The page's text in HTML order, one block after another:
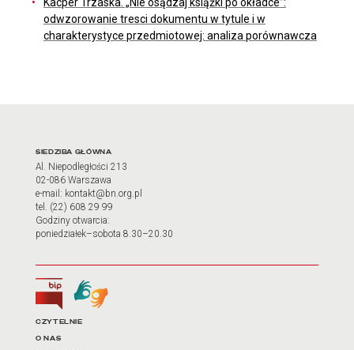
odwzorowanie tresci dokumentu w tytule i w
charakterystyce przedmiotowej: analiza porównawcza
Adres oraz godziny
SIEDZIBA GŁÓWNA
Al. Niepodległości 213
02-086 Warszawa
e-mail: kontakt@bn.org.pl
tel. (22) 608 29 99
Godziny otwarcia:
poniedziałek–sobota 8.30–20.30
Biuletyn Informacji Publicznej
Tłumacz języka migowego
Linki do najważniejszych
CZYTELNIE
O NAS